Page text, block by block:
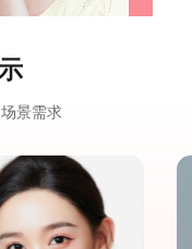
景需求